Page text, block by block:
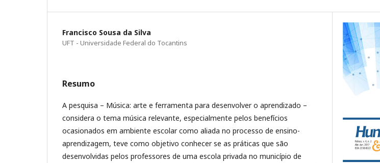
Francisco Sousa da Silva
UFT - Universidade Federal do Tocantins
Resumo
A pesquisa – Música: arte e ferramenta para desenvolver o aprendizado –
considera o tema música relevante, especialmente pelos benefícios
ocasionados em ambiente escolar como aliada no processo de ensino-
aprendizagem, teve como objetivo conhecer se as práticas que são
desenvolvidas pelos professores de uma escola privada no município de